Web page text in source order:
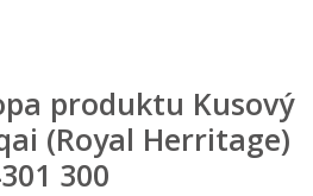
produktu Kusový
(Royal Herritage)
300